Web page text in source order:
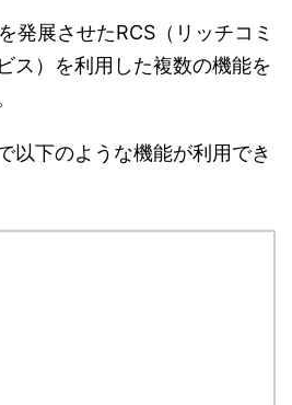
発展させたRCS（リッチコミ
ス）を利用した複数の機能を
以下のような機能が利用でき